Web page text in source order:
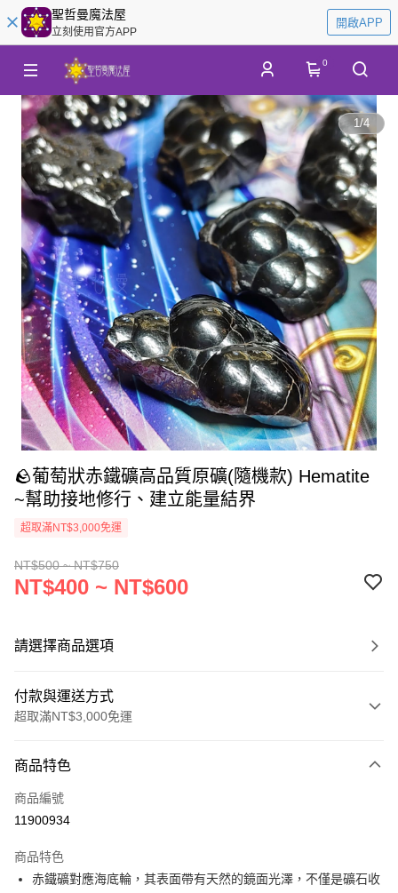
聖哲曼魔法屋
立刻使用官方APP
開啟APP
0
1/4
🪨葡萄狀赤鐵礦高品質原礦(隨機款) Hematite
~幫助接地修行、建立能量結界
超取滿NT$3,000免運
NT$500 ~ NT$750
NT$400 ~ NT$600
請選擇商品選項
付款與運送方式
超取滿NT$3,000免運
信用卡一次付款
超商取貨付款
Apple Pay
商品特色
商品編號
11900934
商品特色
赤鐵礦對應海底輪，其表面帶有天然的鏡面光澤，不僅是礦石收